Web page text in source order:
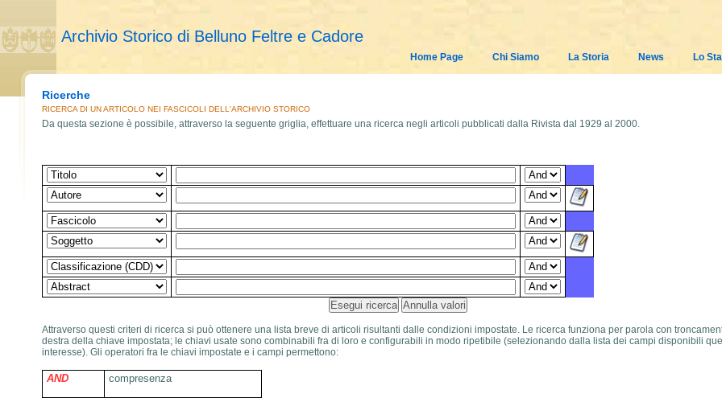
Archivio Storico di Belluno Feltre e Cadore
Home Page Chi Siamo La Storia News Lo
Ricerche
RICERCA DI UN ARTICOLO NEI FASCICOLI DELL'ARCHIVIO STORICO
Da questa sezione è possibile, attraverso la seguente griglia, effettuare una ricerca negli articoli pubblicati dalla Rivista dal 1929 al 2000.
Attraverso questi criteri di ricerca si può ottenere una lista breve di articoli risultanti dalle condizioni impostate. Le ricerca funziona per parola con
destra della chiave impostata; le chiavi usate sono combinabili fra di loro e configurabili in modo ripetibile (selezionando dalla lista dei campi disponibili
interesse). Gli operatori fra le chiavi impostate e i campi permettono:
AND compresenza